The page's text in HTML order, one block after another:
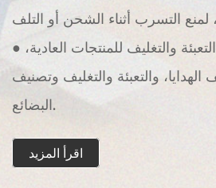
● التطبيق: ينطبق على التعبئة والتغليف للمنتجات العادية،
والتعبئة والتغليف وتصنيف
البضائع.
اقرأ المزيد